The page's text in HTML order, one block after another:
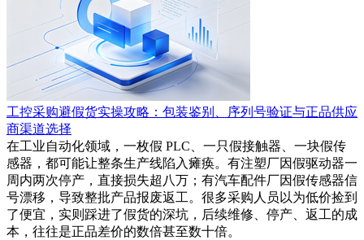
工控采购避假货实操攻略：包装鉴别、序列号验证与正品供应
商渠道选择
在工业自动化领域，一枚假 PLC、一只假接触器、一块假传
感器，都可能让整条生产线陷入瘫痪。有注塑厂因假驱动器一
周内两次停产，直接损失超八万；有汽车配件厂因假传感器信
号漂移，导致整批产品报废返工。很多采购人员以为低价捡到
了便宜，实则踩进了假货的深坑，后续维修、停产、返工的成
本，往往是正品差价的数倍甚至数十倍。